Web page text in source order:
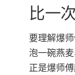
比一
要理解爆
泡一碗燕
正是爆师